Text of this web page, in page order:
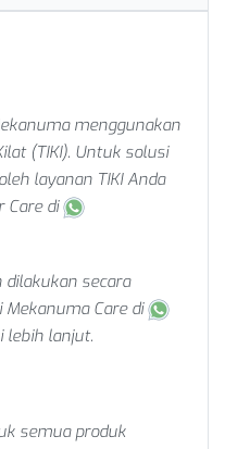
menggunakan
(TIKI). Untuk solusi
layanan TIKI Anda
Care di
secara
Care di
lebih lanjut.
semua produk